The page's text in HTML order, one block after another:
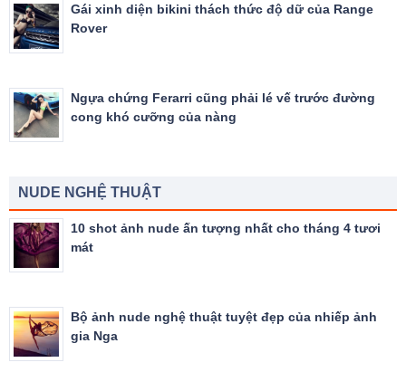
Gái xinh diện bikini thách thức độ dữ của Range
Rover
Ngựa chứng Ferarri cũng phải lé vế trước đường
cong khó cưỡng của nàng
NUDE NGHỆ THUẬT
10 shot ảnh nude ấn tượng nhất cho tháng 4 tươi
mát
Bộ ảnh nude nghệ thuật tuyệt đẹp của nhiếp ảnh
gia Nga